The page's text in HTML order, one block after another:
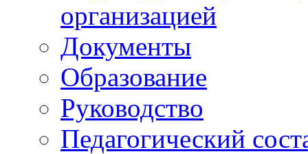
организацией
Документы
Образование
Руководство
Педагогический